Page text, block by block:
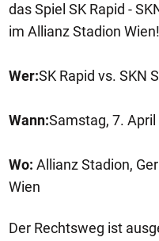
das Spiel SK Rapid -
im Allianz Stadion Wien!
Wer:SK Rapid vs. SKN
Wann:Samstag, 7.
Wo: Allianz Stadion,
Wien
Der Rechtsweg ist